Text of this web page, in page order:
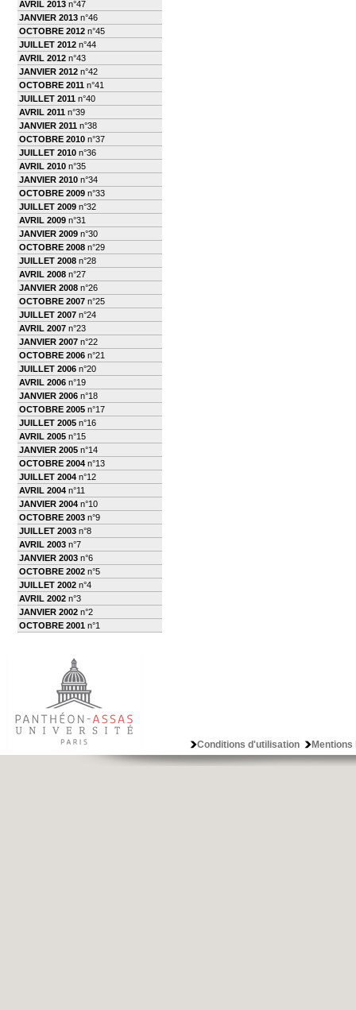
AVRIL 2013 n°47
JANVIER 2013 n°46
OCTOBRE 2012 n°45
JUILLET 2012 n°44
AVRIL 2012 n°43
JANVIER 2012 n°42
OCTOBRE 2011 n°41
JUILLET 2011 n°40
AVRIL 2011 n°39
JANVIER 2011 n°38
OCTOBRE 2010 n°37
JUILLET 2010 n°36
AVRIL 2010 n°35
JANVIER 2010 n°34
OCTOBRE 2009 n°33
JUILLET 2009 n°32
AVRIL 2009 n°31
JANVIER 2009 n°30
OCTOBRE 2008 n°29
JUILLET 2008 n°28
AVRIL 2008 n°27
JANVIER 2008 n°26
OCTOBRE 2007 n°25
JUILLET 2007 n°24
AVRIL 2007 n°23
JANVIER 2007 n°22
OCTOBRE 2006 n°21
JUILLET 2006 n°20
AVRIL 2006 n°19
JANVIER 2006 n°18
OCTOBRE 2005 n°17
JUILLET 2005 n°16
AVRIL 2005 n°15
JANVIER 2005 n°14
OCTOBRE 2004 n°13
JUILLET 2004 n°12
AVRIL 2004 n°11
JANVIER 2004 n°10
OCTOBRE 2003 n°9
JUILLET 2003 n°8
AVRIL 2003 n°7
JANVIER 2003 n°6
OCTOBRE 2002 n°5
JUILLET 2002 n°4
AVRIL 2002 n°3
JANVIER 2002 n°2
OCTOBRE 2001 n°1
Conditions d'utilisation Mentions